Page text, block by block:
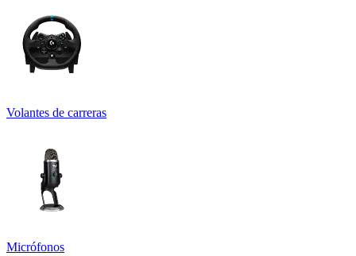
Volantes de carreras
Micrófonos